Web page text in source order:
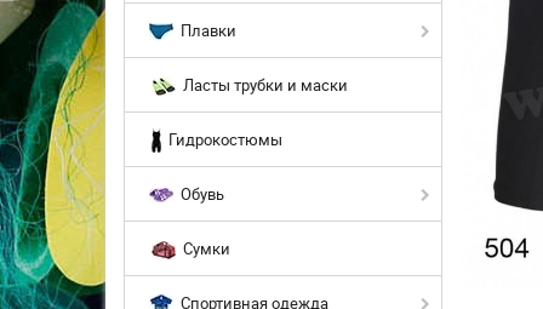
Плавки
Ласты трубки и маски
Гидрокостюмы
Обувь
Сумки
Спортивная одежда